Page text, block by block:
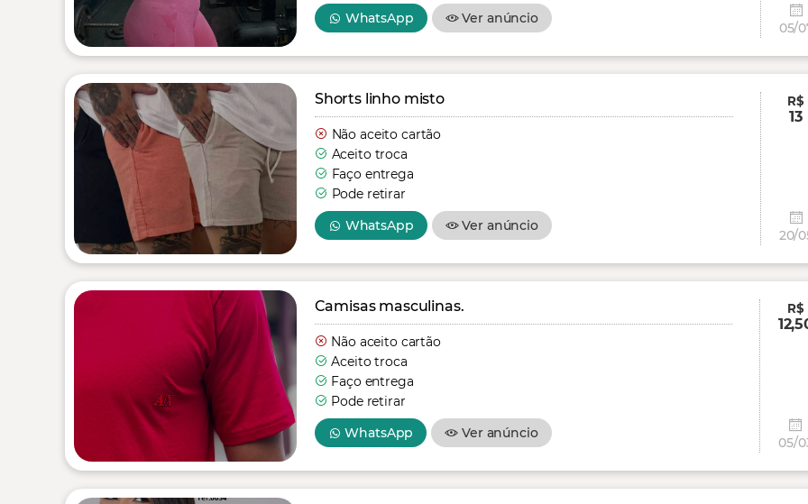
WhatsApp
Ver anúncio
05/
Shorts linho misto
Não aceito cartão
Aceito troca
Faço entrega
Pode retirar
WhatsApp
Ver anúncio
R$
13
20/
Camisas masculinas.
Não aceito cartão
Aceito troca
Faço entrega
Pode retirar
WhatsApp
Ver anúncio
R$
05/